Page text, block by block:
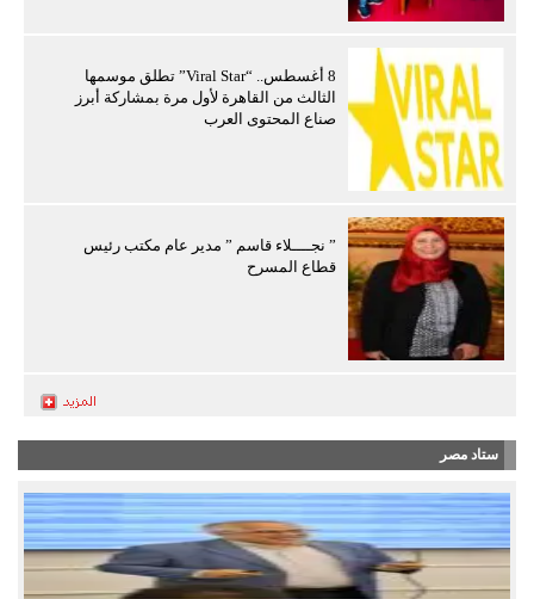
8 أغسطس.. “Viral Star” تطلق موسمها
الثالث من القاهرة لأول مرة بمشاركة أبرز
صناع المحتوى العرب
” نجــــلاء قاسم ” مدير عام مكتب رئيس
قطاع المسرح
ستاد مصر